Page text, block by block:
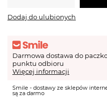
Dodaj do ulubionych
Darmowa dostawa do
punktu odbioru
Więcej informacji
Smile - dostawy ze sklepów
są za darmo